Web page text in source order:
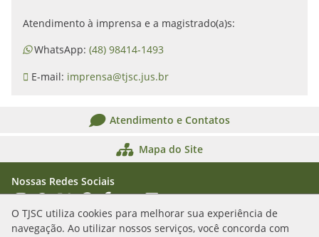
O TJSC utiliza cookies para melhorar sua experiência de
navegação. Ao utilizar nossos serviços, você concorda com
Atendimento à imprensa e a magistrado(a)s:
WhatsApp: (48) 98414-1493
E-mail: imprensa@tjsc.jus.br
Atendimento e Contatos
Mapa do Site
Nossas Redes Sociais
Acessar Instagram
Acessar WhatsApp
Acessar XAcessar Threads
Acessar Facebook
Acessar YouTube
Acessar Flickr
Acessar SoundCloud